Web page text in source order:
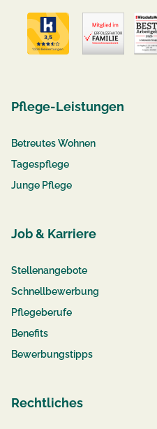
Pflege-Leistungen
Betreutes Wohnen
Tagespflege
Junge Pflege
Job & Karriere
Stellenangebote
Schnellbewerbung
Pflegeberufe
Benefits
Bewerbungstipps
Rechtliches